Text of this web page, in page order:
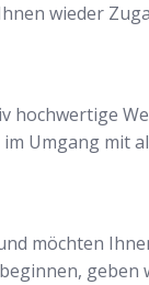
wieder
hochwertige
Umgang mit
möchten
geben